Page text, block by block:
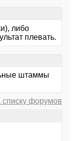
либо
плевать.
штаммы
списку форумов